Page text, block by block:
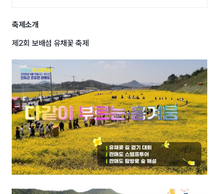
축제소개
제2회 보배섬 유채꽃 축제